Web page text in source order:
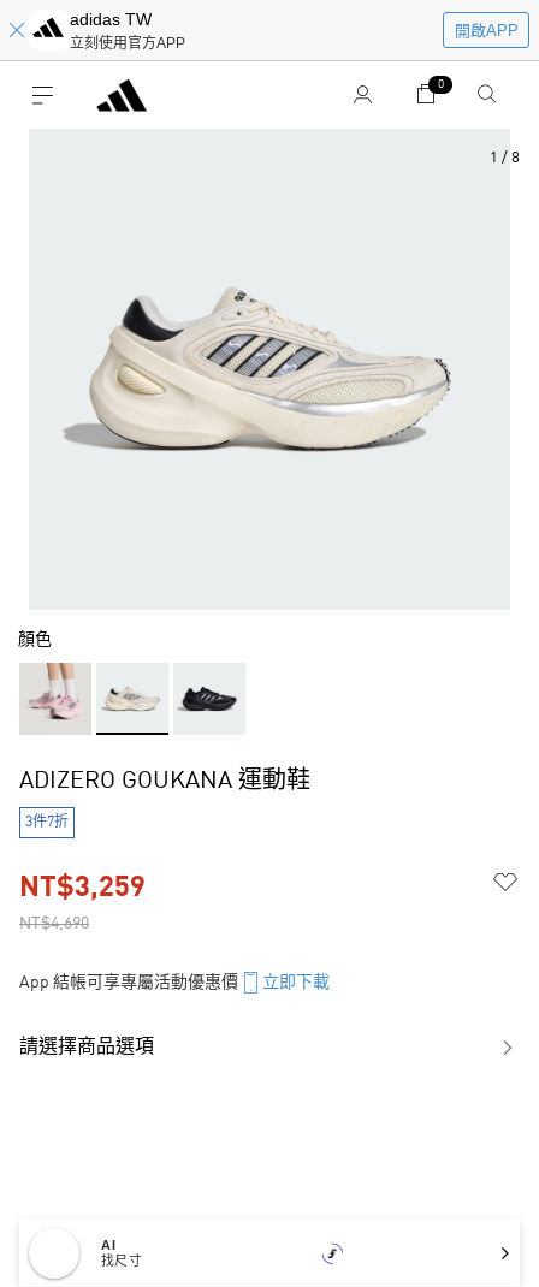
adidas TW
立刻使用官方APP
開啟APP
0
1 / 8
顏色
ADIZERO GOUKANA 運動鞋
3件7折
NT$4,690
NT$3,259
App 結帳可享專屬活動優惠價 立即下載
請選擇商品選項
AI
找尺寸